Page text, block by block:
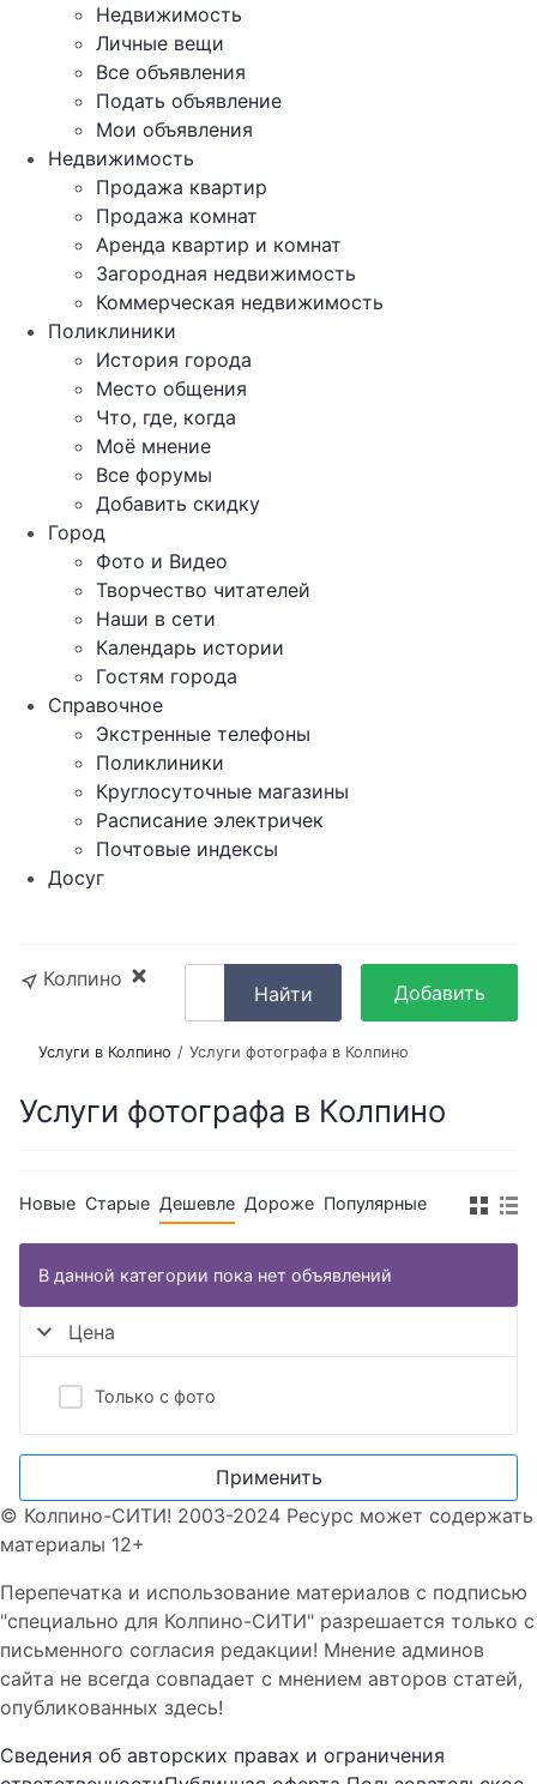
Недвижимость
Личные вещи
Все объявления
Подать объявление
Мои объявления
Недвижимость
Продажа квартир
Продажа комнат
Аренда квартир и комнат
Загородная недвижимость
Коммерческая недвижимость
Поликлиники
История города
Место общения
Что, где, когда
Моё мнение
Все форумы
Добавить скидку
Город
Фото и Видео
Творчество читателей
Наши в сети
Календарь истории
Гостям города
Справочное
Экстренные телефоны
Поликлиники
Круглосуточные магазины
Расписание электричек
Почтовые индексы
Досуг
Колпино
Найти Добавить
объявление
Услуги в Колпино Услуги фотографа в Колпино
Услуги фотографа в Колпино
Новые Старые Дешевле Дороже Популярные
В данной категории пока нет объявлений
Цена
Только с фото
Применить
© Колпино-СИТИ! 2003-2024 Ресурс может содержать
материалы 12+
Перепечатка и использование материалов с подписью
"специально для Колпино-СИТИ" разрешается только с
письменного согласия редакции! Мнение админов
сайта не всегда совпадает с мнением авторов статей,
опубликованных здесь!
Сведения об авторских правах и ограничения